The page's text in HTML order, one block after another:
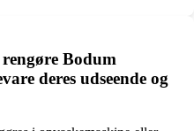
Bodum
deres udseende og